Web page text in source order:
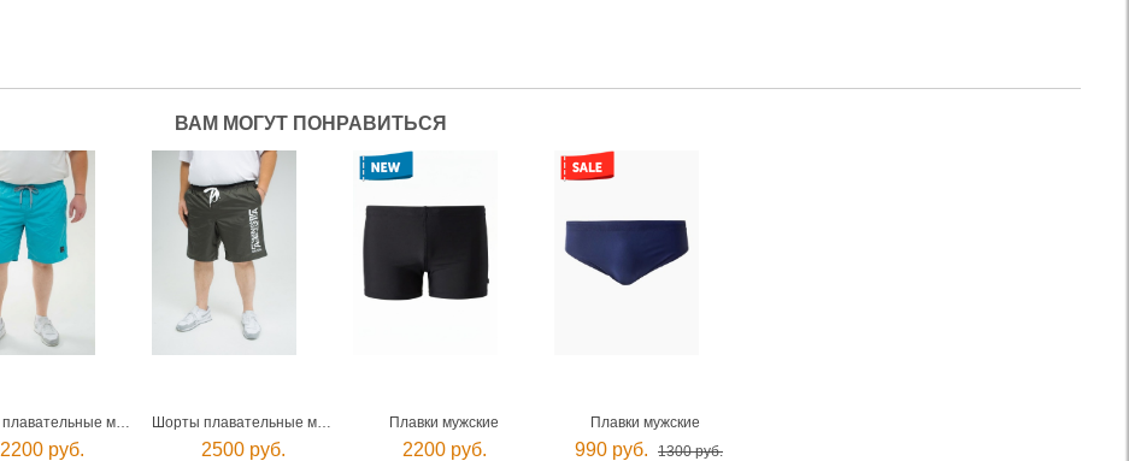
ВАМ МОГУТ ПОНРАВИТЬСЯ
Шорты плавательные мужские
2200 руб.
Шорты плавательные мужские
2500 руб.
Плавки мужские
2200 руб.
Плавки мужские
990 руб. 1300 руб.